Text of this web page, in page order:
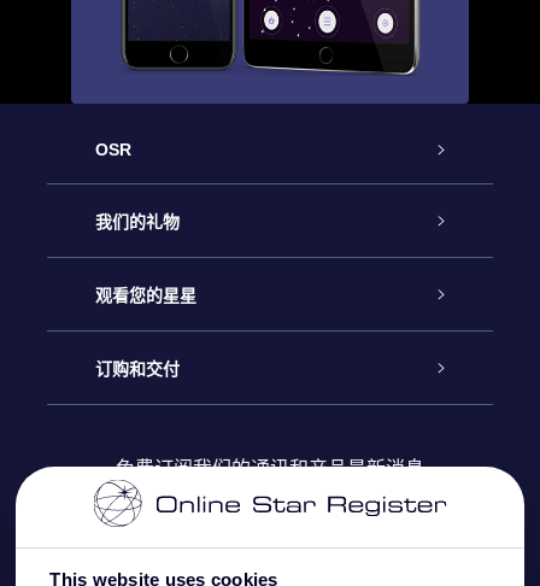
This website uses cookies
OSR
客户服务
联系我们
博客
评论
我们的礼物
Online Star礼物
OSR 礼物包
OSR 礼物卡
观看您的星星
Online Star Register
个性化的Star Page
One Million Stars
订购和交付
付款信息
免费订阅我们的通讯和产品最新消息